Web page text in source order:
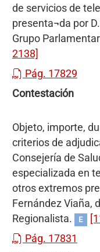
de servicios de
presenta¬da por
Grupo
2138]
Pág. 17829
Contestación
Objeto, importe,
criterios de
Consejería de
especializada en
otros extremos
Fernández Viaña,
Regionalista.
E
Pág. 17831